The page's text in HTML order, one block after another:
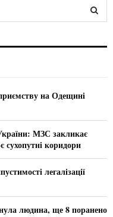
на Одещині
МЗС закликає
сухопутні коридори
легалізації
людина, ще 8 поранено